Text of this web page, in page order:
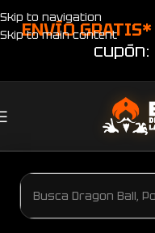
Skip to navigation
Skip to main content
ENVÍO GRATIS*
cupón: